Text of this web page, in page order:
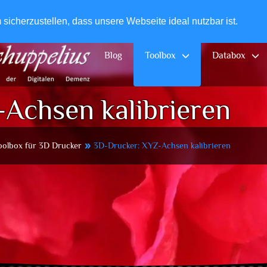
dass unsere Webseite ideal nutzbar ist.
Blog Toolbox Databox
kalibrieren
für 3D Drucker double_arrow 3D-Drucker: XYZ-Achsen kalibrieren